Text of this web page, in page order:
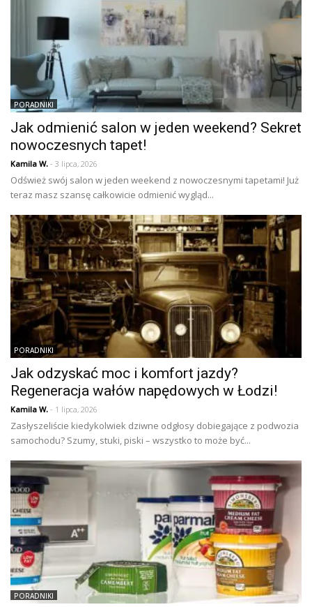
PORADNIKI
Jak odmienić salon w jeden weekend? Sekret
nowoczesnych tapet!
Kamila W. - 3 lipca, 2026
Odśwież swój salon w jeden weekend z nowoczesnymi tapetami! Już
teraz masz szansę całkowicie odmienić wygląd...
PORADNIKI
Jak odzyskać moc i komfort jazdy?
Regeneracja wałów napędowych w Łodzi!
Kamila W. - 1 lipca, 2026
Zasłyszeliście kiedykolwiek dziwne odgłosy dobiegające z podwozia
samochodu? Szumy, stuki, piski – wszystko to może być...
PORADNIKI